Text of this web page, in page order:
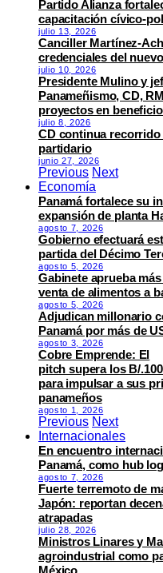
Partido Alianza
capacitación cívico-
julio 13, 2026
Canciller Martínez-
credenciales del
julio 10, 2026
Presidente Mulino y
Panameñismo, CD,
proyectos en
julio 8, 2026
CD continua
partidario
junio 27, 2026
Previous Next
Economía
Panamá fortalece su
expansión de planta
agosto 7, 2026
Gobierno efectuará
partida del Décimo
agosto 5, 2026
Gabinete aprueba
venta de alimentos a
agosto 5, 2026
Adjudican millonario
Panamá por más de
agosto 3, 2026
Cobre Emprende: El
pitch supera los B/
para impulsar a sus
panameños
agosto 1, 2026
Previous Next
Internacionales
En encuentro
Panamá, como hub
agosto 7, 2026
Fuerte terremoto de
Japón: reportan
atrapadas
julio 28, 2026
Ministros Linares y
agroindustrial como
México